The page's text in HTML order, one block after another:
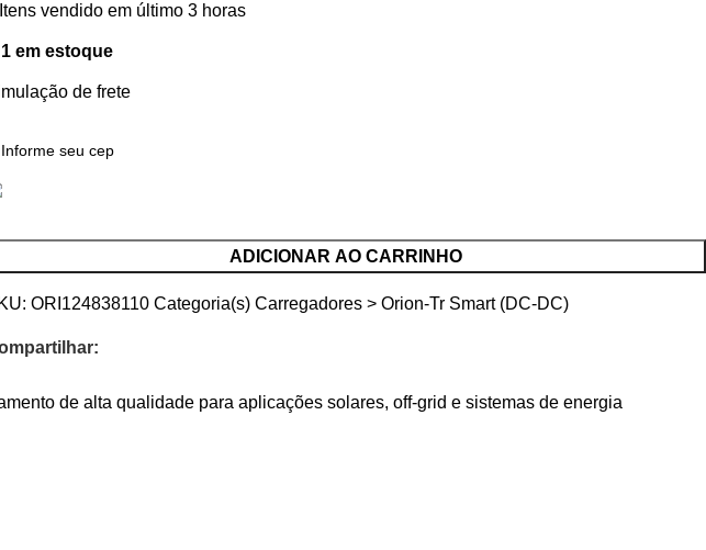
Itens vendido em último 3 horas
1 em estoque
de frete
ADICIONAR AO CARRINHO
ORI124838110 Categoria(s) Carregadores > Orion-Tr Smart (DC-DC)
de alta qualidade para aplicações solares, off-grid e sistemas de energia